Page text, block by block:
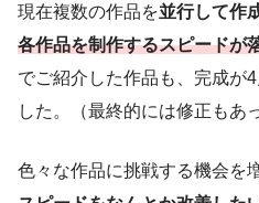
現在複数の作品を並行して作
各作品を制作するスピードが
でご紹介した作品も、完成が
した。（最終的には修正もあ
色々な作品に挑戦する機会を